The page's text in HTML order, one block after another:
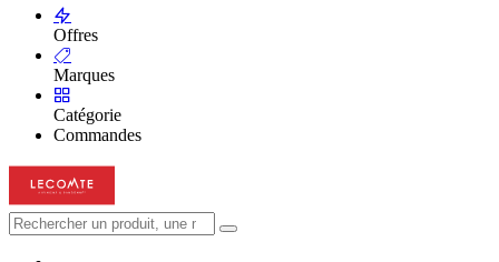
Offres
Marques
Catégorie
Commandes